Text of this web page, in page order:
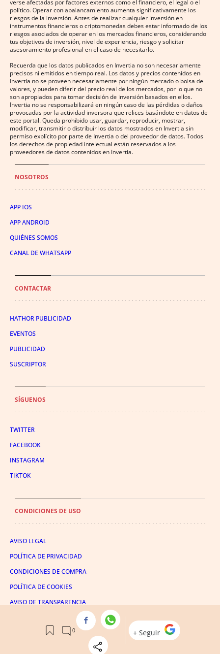
verse afectadas por factores externos como el financiero, el legal o el
político. Operar con apalancamiento aumenta significativamente los
riesgos de la inversión. Antes de realizar cualquier inversión en
instrumentos financieros o criptomonedas debes estar informado de los
riesgos asociados de operar en los mercados financieros, considerando
tus objetivos de inversión, nivel de experiencia, riesgo y solicitar
asesoramiento profesional en el caso de necesitarlo.
Recuerda que los datos publicados en Invertia no son necesariamente
precisos ni emitidos en tiempo real. Los datos y precios contenidos en
Invertia no se proveen necesariamente por ningún mercado o bolsa de
valores, y pueden diferir del precio real de los mercados, por lo que no
son apropiados para tomar decisión de inversión basados en ellos.
Invertia no se responsabilizará en ningún caso de las pérdidas o daños
provocadas por la actividad inversora que relices basándote en datos de
este portal. Queda prohibido usar, guardar, reproducir, mostrar,
modificar, transmitir o distribuir los datos mostrados en Invertia sin
permiso explícito por parte de Invertia o del proveedor de datos. Todos
los derechos de propiedad intelectual están reservados a los
proveedores de datos contenidos en Invertia.
NOSOTROS
APP IOS
APP ANDROID
QUIÉNES SOMOS
CANAL DE WHATSAPP
CONTACTAR
HATHOR PUBLICIDAD
EVENTOS
PUBLICIDAD
SUSCRIPTOR
SÍGUENOS
TWITTER
FACEBOOK
INSTAGRAM
TIKTOK
CONDICIONES DE USO
AVISO LEGAL
POLÍTICA DE PRIVACIDAD
CONDICIONES DE COMPRA
POLÍTICA DE COOKIES
AVISO DE TRANSPARENCIA
ADMINISTRACIÓN UTIQ
© 2026 El León de El Español Publicaciones S.A.